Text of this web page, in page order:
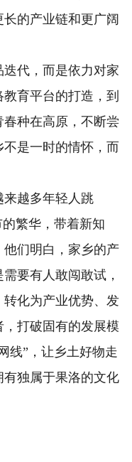
的产业链和更广阔
代，而是依力对家
育平台的打造，到
种在高原，不断尝
是一时的情怀，而
越多年轻人跳
繁华，带着新知
们明白，家乡的产
要有人敢闯敢试，
化为产业优势、发
打破固有的发展模
线”，让乡土好物走
独属于果洛的文化